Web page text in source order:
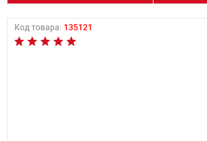
Код товара: 135121